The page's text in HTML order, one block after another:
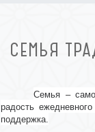
СЕМЬЯ
Семья –
радость
поддержка.